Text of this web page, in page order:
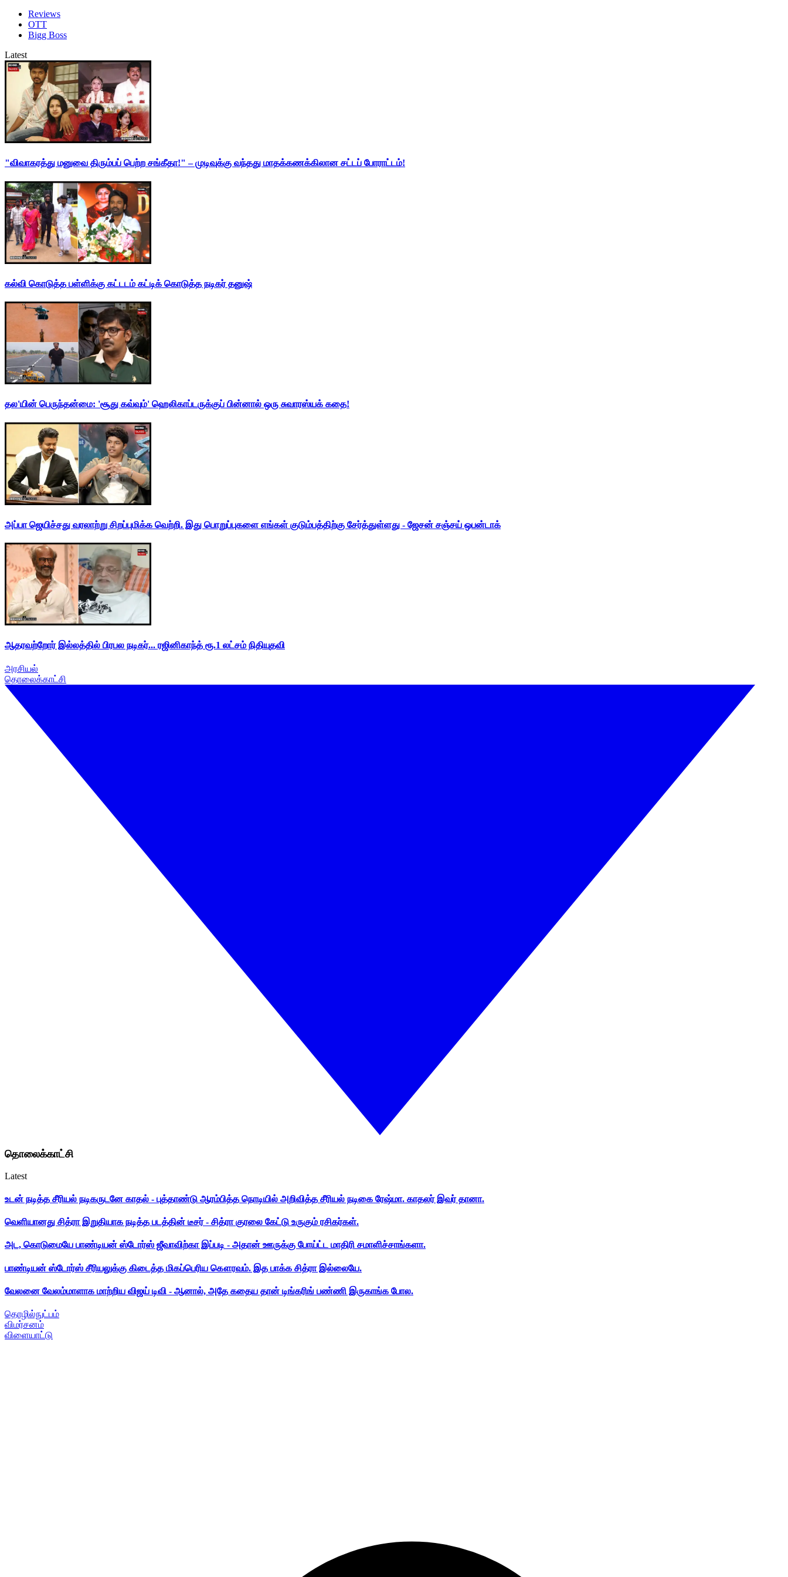
Reviews
OTT
Bigg Boss
Latest
"விவாகரத்து மனுவை திரும்பப் பெற்ற சங்கீதா!" – முடிவுக்கு வந்தது மாதக்கணக்கிலான சட்டப் போராட்டம்!
கல்வி கொடுத்த பள்ளிக்கு கட்டடம் கட்டிக் கொடுத்த நடிகர் தனுஷ்
தல'யின் பெருந்தன்மை: 'சூது கவ்வும்' ஹெலிகாப்டருக்குப் பின்னால் ஒரு சுவாரஸ்யக் கதை!
அப்பா ஜெயிச்சது வரலாற்று சிறப்புமிக்க வெற்றி. இது பொறுப்புகளை எங்கள் குடும்பத்திற்கு சேர்த்துள்ளது - ஜேசன் சஞ்சய் ஒபன்டாக்
ஆதரவற்றோர் இல்லத்தில் பிரபல நடிகர்... ரஜினிகாந்த் ரூ.1 லட்சம் நிதியுதவி
அரசியல்
தொலைக்காட்சி
தொலைக்காட்சி
Latest
உடன் நடித்த சீரியல் நடிகருடனே காதல் - புத்தாண்டு ஆரம்பித்த நொடியில் அறிவித்த சீரியல் நடிகை ரேஷ்மா. காதலர் இவர் தானா.
வெளியானது சித்ரா இறுதியாக நடித்த படத்தின் டீசர் - சித்ரா குரலை கேட்டு உருகும் ரசிகர்கள்.
அட, கொடுமையே பாண்டியன் ஸ்டோர்ஸ் ஜீவாவிற்கா இப்படி - அதான் ஊருக்கு போய்ட்ட மாதிரி சமாளிச்சாங்களா.
பாண்டியன் ஸ்டோர்ஸ் சீரியலுக்கு கிடைத்த மிகப்பெரிய கௌரவம். இத பாக்க சித்ரா இல்லையே.
வேலனை வேலம்மாளாக மாற்றிய விஜய் டிவி - ஆனால், அதே கதைய தான் டிங்கரிங் பண்ணி இருகாங்க போல.
தொழில்நுட்பம்
விமர்சனம்
விளையாட்டு